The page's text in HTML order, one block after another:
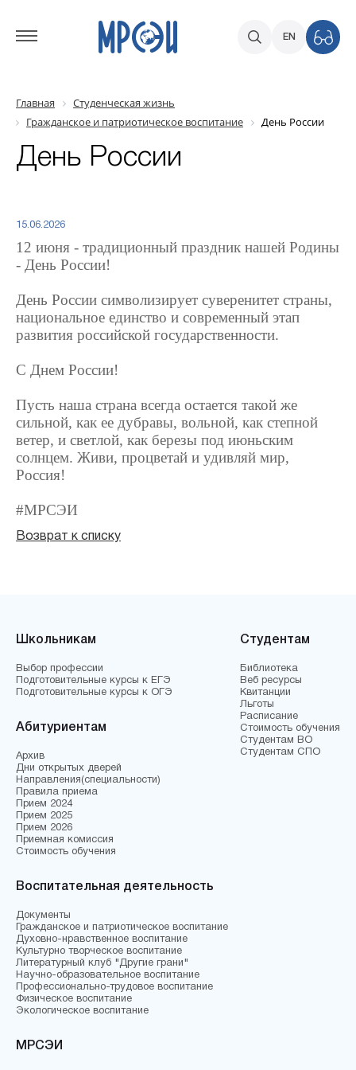
EN
Главная
Студенческая жизнь
Гражданское и патриотическое воспитание
День России
День России
15.06.2026
12 июня - традиционный праздник нашей Родины
- День России!
День России символизирует суверенитет страны,
национальное единство и современный этап
развития российской государственности.
С Днем России!
Пусть наша страна всегда остается такой же
сильной, как ее дубравы, вольной, как степной
ветер, и светлой, как березы под июньским
солнцем. Живи, процветай и удивляй мир,
Россия!
#МРСЭИ
Возврат к списку
Школьникам
Выбор профессии
Подготовительные курсы к ЕГЭ
Подготовительные курсы к ОГЭ
Абитуриентам
Архив
Дни открытых дверей
Направления(специальности)
Правила приема
Прием 2024
Прием 2025
Прием 2026
Приемная комиссия
Стоимость обучения
Студентам
Библиотека
Веб ресурсы
Квитанции
Льготы
Расписание
Стоимость обучения
Студентам ВО
Студентам СПО
Воспитательная деятельность
Документы
Гражданское и патриотическое воспитание
Духовно-нравственное воспитание
Культурно творческое воспитание
Литературный клуб "Другие грани"
Научно-образовательное воспитание
Профессионально-трудовое воспитание
Физическое воспитание
Экологическое воспитание
МРСЭИ